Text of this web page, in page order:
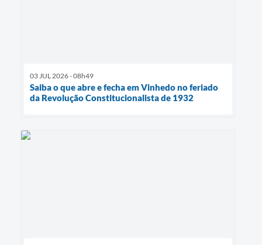
03 JUL 2026 - 08h49
Saiba o que abre e fecha em Vinhedo no feriado
da Revolução Constitucionalista de 1932